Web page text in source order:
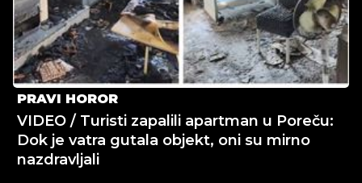
PRAVI HOROR
VIDEO / Turisti zapalili apartman u Poreču:
Dok je vatra gutala objekt, oni su mirno
nazdravljali